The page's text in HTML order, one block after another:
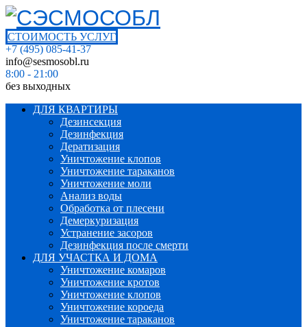
СТОИМОСТЬ УСЛУГ
+7 (495) 085-41-37
info@sesmosobl.ru
8:00 - 21:00
без выходных
ДЛЯ КВАРТИРЫ
Дезинсекция
Дезинфекция
Дератизация
Уничтожение клопов
Уничтожение тараканов
Уничтожение моли
Анализ воды
Обработка от плесени
Демеркуризация
Устранение засоров
Дезинфекция после смерти
ДЛЯ УЧАСТКА И ДОМА
Уничтожение комаров
Уничтожение кротов
Уничтожение клопов
Уничтожение короеда
Уничтожение тараканов